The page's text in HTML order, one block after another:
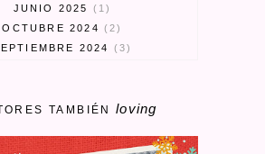
JUNIO 2025
1
OCTUBRE 2024
2
2024
3
ENERO 2024
1
ABRIL 2023
3
TAMBIÉNloving